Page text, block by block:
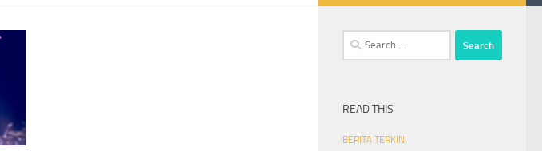
Search
for:
READ THIS
BERITA TERKINI